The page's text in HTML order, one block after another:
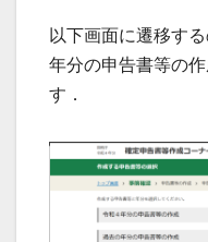
以下画面に遷移す
年分の申告書等の作
す．